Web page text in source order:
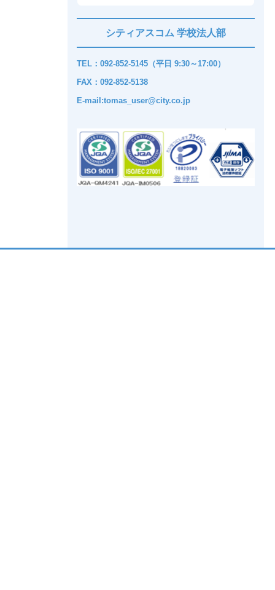
シティアスコム 学校法人部
TEL：092-852-5145（平日 9:30～17:00）
FAX：092-852-5138
E-mail:tomas_user@city.co.jp